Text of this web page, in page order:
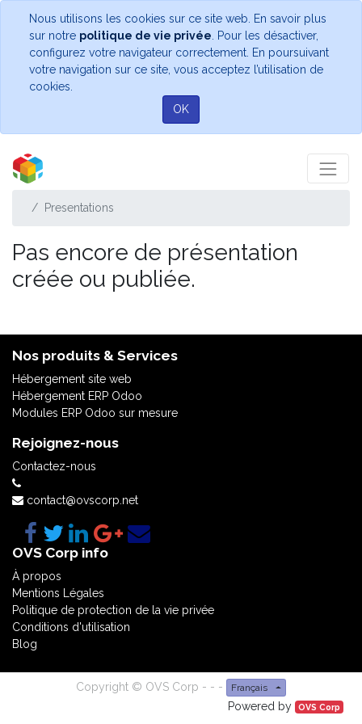
Nous utilisons les cookies sur ce site web. En savoir plus
sur notre politique de vie privée . Pour les désactiver,
configurez votre navigateur correctement. En poursuivant
votre navigation sur ce site, vous acceptez l’utilisation de
cookies.
OK
Presentations
Pas encore de présentation
créée ou publiée.
Nos produits & Services
Hébergement site web
Hébergement ERP Odoo
Modules ERP Odoo sur mesure
Rejoignez-nous
Contactez-nous
contact@ovscorp.net
OVS Corp info
À propos
Mentions Légales
Politique de protection de la vie privée
Conditions d'utilisation
Blog
Copyright © OVS Corp - - - Français
Powered by OVS Corp